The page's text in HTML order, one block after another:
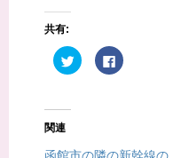
共有:
ク
リ
t
F
a
共
関連